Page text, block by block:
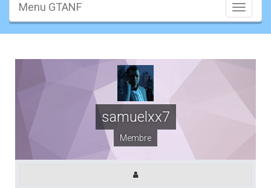
Toggle
Menu GTANF
samuelxx7
Membre